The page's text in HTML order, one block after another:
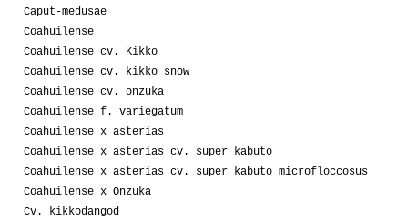
Caput-medusae
Coahuilense
Coahuilense cv. Kikko
Coahuilense cv. kikko snow
Coahuilense cv. onzuka
Coahuilense f. variegatum
Coahuilense x asterias
Coahuilense x asterias cv. super kabuto
Coahuilense x asterias cv. super kabuto microfloccosus
Coahuilense x Onzuka
Cv. kikkodangod